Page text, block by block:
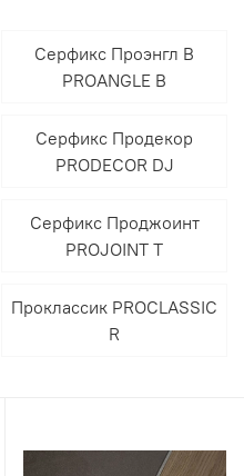
Серфикс Проэнгл В
PROANGLE B
Серфикс Продекор
PRODECOR DJ
Серфикс Проджоинт
PROJOINT T
Проклассик PROCLASSIC
R